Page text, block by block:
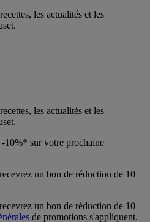
les actualités et les
les actualités et les
10%* sur votre prochaine
un bon de réduction de 10
un bon de réduction de 10
de promotions s'appliquent.